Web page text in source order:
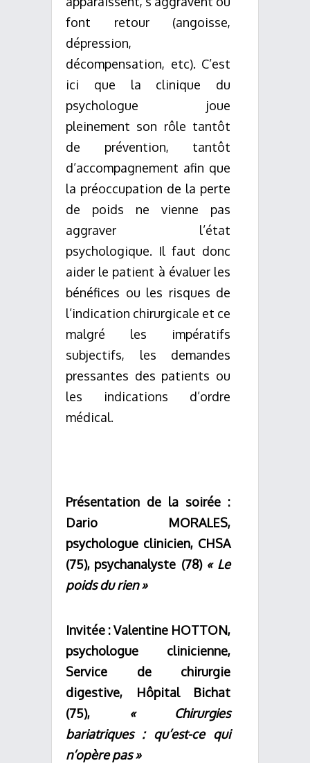
font retour (angoisse,
dépression,
décompensation, etc). C’est
ici que la clinique du
psychologue joue
pleinement son rôle tantôt
de prévention, tantôt
d’accompagnement afin que
la préoccupation de la perte
de poids ne vienne pas
aggraver l’état
psychologique. Il faut donc
aider le patient à évaluer les
bénéfices ou les risques de
l’indication chirurgicale et ce
malgré les impératifs
subjectifs, les demandes
pressantes des patients ou
les indications d’ordre
médical.
Présentation de la soirée :
Dario MORALES,
psychologue clinicien, CHSA
(75), psychanalyste (78) « Le
poids du rien »
Invitée : Valentine HOTTON,
psychologue clinicienne,
Service de chirurgie
digestive, Hôpital Bichat
(75),
« Chirurgies
bariatriques : qu’est-ce qui
n’opère pas »